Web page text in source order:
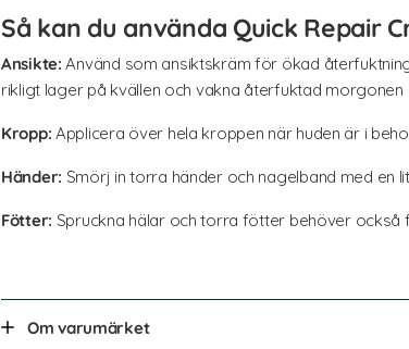
Så kan du använda Quick Repair
Ansikte: Använd som ansiktskräm för ökad
rikligt lager på kvällen och vakna återfuktad morgonen
Kropp: Applicera över hela kroppen när huden är i
Händer: Smörj in torra händer och nagelband med en
Fötter: Spruckna hälar och torra fötter behöver också
Om varumärket